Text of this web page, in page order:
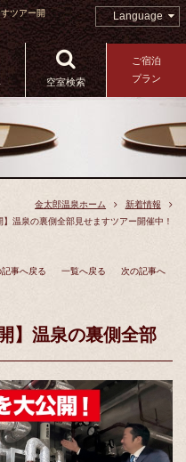
ツアー開
Language
空室検索
ご宿泊
プラン
金太郎温泉ホーム
新着情報
】温泉の裏側全部見せますツアー開催中！
記事へ戻る 一覧へ戻る 次の記事へ
】温泉の裏側全部